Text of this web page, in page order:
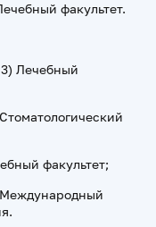
факультет.
3) Лечебный
факультет;
Международный